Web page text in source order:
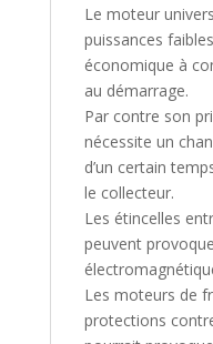
Le moteur
puissances
économique à
au démarrage.
Par contre son
nécessite un
d’un certain
le collecteur.
Les étincelles
peuvent
Les moteurs de
protections